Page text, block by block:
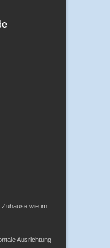
Zuhause wie im
Ausrichtung